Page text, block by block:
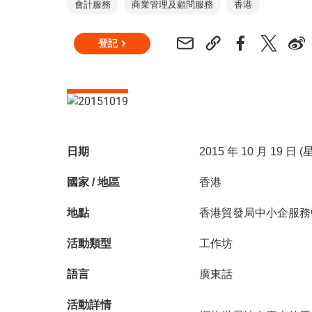
會計服務 商業管理及顧問服務 香港
登記
日期 2015 年 10 月 19 日 (
國家 / 地區 香港
地點 香港貿發局中小企服
活動類型 工作坊
語言 廣東話
活動詳情